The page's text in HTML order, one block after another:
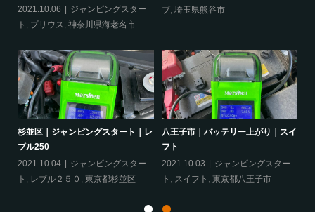
2021.10.06
ジャンピングスター
ト , プリウス, 神奈川県海老名市
ブ, 埼玉県熊谷市
杉並区｜ジャンピングスタート｜レ
ブル250
2021.10.04
ジャンピングスター
ト
レブル２５０ 東京都杉並区
八王子市｜バッテリー上がり｜スイ
フト
2021.10.03
ジャンピングスター
ト
スイフト 東京都八王子市